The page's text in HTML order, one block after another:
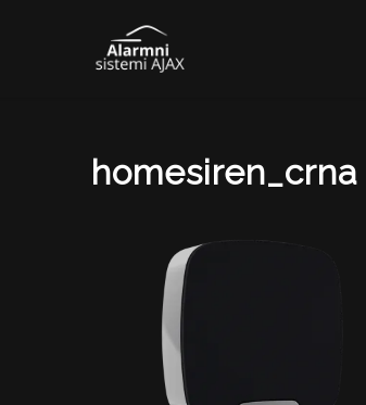
homesiren_crna